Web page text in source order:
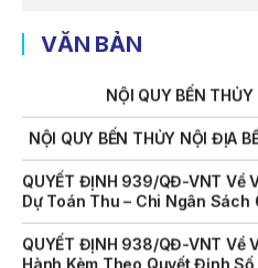
VĂN BẢN
Dự Toán Thu – Chi Ngân
Hành Kèm Theo Quyết Định
07/04/2026